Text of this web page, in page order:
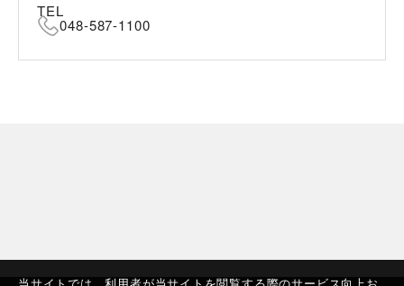
TEL
048-587-1100